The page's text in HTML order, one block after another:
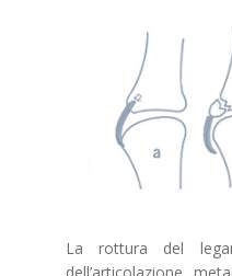
La rottura del